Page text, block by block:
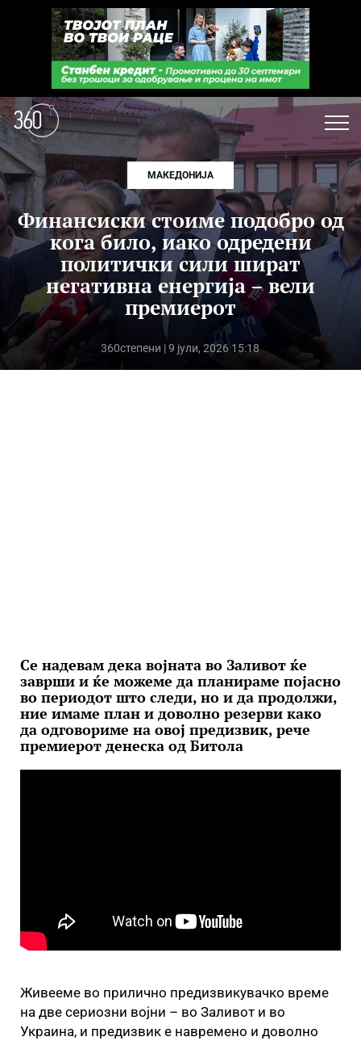
МАКЕДОНИЈА
Финансиски стоиме подобро од
кога било, иако одредени
политички сили шират
негативна енергија – вели
премиерот
360степени | 9 јули, 2026 15:18
Се надевам дека војната во Заливот ќе
заврши и ќе можеме да планираме појасно
во периодот што следи, но и да продолжи,
ние имаме план и доволно резерви како
да одговориме на овој предизвик, рече
премиерот денеска од Битола
Живееме во прилично предизвикувачко време
на две сериозни војни – во Заливот и во
Украина, и предизвик е навремено и доволно